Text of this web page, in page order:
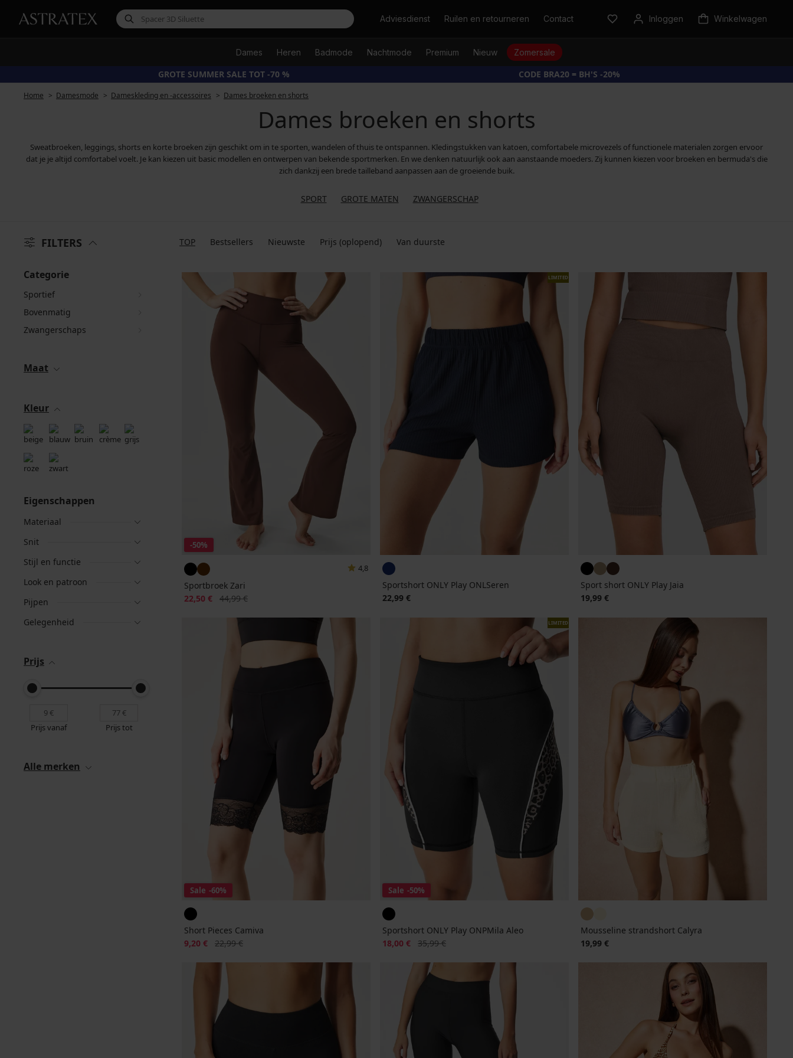
ZoekenAdviesdienst Ruilen en retourneren Contact Inloggen Winkelwagen
Dames Heren Badmode Nachtmode Premium Nieuw Zomersale
GROTE SUMMER SALE TOT -70 % CODE BRA20 = BH'S -20%
Home Damesmode Dameskleding en -accessoires Dames broeken en shorts
Dames broeken en shorts
Sweatbroeken, leggings, shorts en korte broeken zijn geschikt om in te sporten, wandelen of thuis te ontspannen. Kledingstukken van katoen, comfortabele microvezels of functionele materialen zorgen ervoor
dat je je altijd comfortabel voelt. Je kan kiezen uit basic modellen en ontwerpen van bekende sportmerken. En we denken natuurlijk ook aan aanstaande moeders. Zij kunnen kiezen voor broeken en bermuda's die
zich dankzij een brede tailleband aanpassen aan de groeiende buik.
SPORT GROTE MATEN ZWANGERSCHAP
FILTERS TOP Bestsellers Nieuwste Prijs (oplopend) Van duurste
Categorie
Sportief
Bovenmatig
Zwangerschaps
Maat
Kleur
Eigenschappen
Materiaal
Snit
Stijl en functie
Look en patroon
Pijpen
Gelegenheid
Prijs
Prijs vanaf Prijs tot
Alle merken
-50%
4,8
Sportbroek Zari
Korting
22,50 € Oorspronkelijke prijs
44,99 €
LIMITED
Sportshort ONLY Play ONLSeren
22,99 €
Sport short ONLY Play Jaia
19,99 €
Sale -60%
Short Pieces Camiva
Korting
9,20 € Oorspronkelijke prijs
22,99 €
LIMITED
Sale -50%
Sportshort ONLY Play ONPMila Aleo
Korting
18,00 € Oorspronkelijke prijs
35,99 €
Mousseline strandshort Calyra
19,99 €